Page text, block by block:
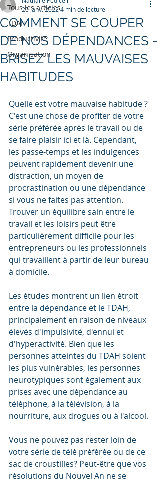
Tous les articles
TDAH
Productivité
Organisation
COMMENT SE COUPER
DE NOS DÉPENDANCES -
BRISEZ LES MAUVAISES
HABITUDES
20 janv. 20224 min de lecture
Quelle est votre mauvaise habitude ?
C'est une chose de profiter de votre
série préférée après le travail ou de
se faire plaisir ici et là. Cependant,
les passe-temps et les indulgences
peuvent rapidement devenir une
distraction, un moyen de
procrastination ou une dépendance
si vous ne faites pas attention.
Trouver un équilibre sain entre le
travail et les loisirs peut être
particulièrement difficile pour les
entrepreneurs ou les professionnels
qui travaillent à partir de leur bureau
à domicile.
Les études montrent un lien étroit
entre la dépendance et le TDAH,
principalement en raison de niveaux
élevés d'impulsivité, d'ennui et
d'hyperactivité. Bien que les
personnes atteintes du TDAH soient
les plus vulnérables, les personnes
neurotypiques sont également aux
prises avec une dépendance au
téléphone, à la télévision, à la
nourriture, aux drogues ou à l'alcool.
Vous ne pouvez pas rester loin de
votre série de télé préférée ou de ce
sac de croustilles? Peut-être que vos
résolutions du Nouvel An ne se